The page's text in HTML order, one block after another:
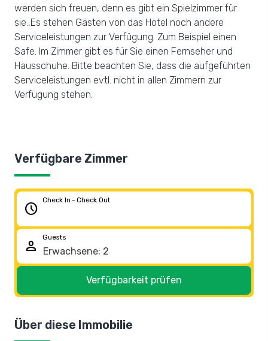
werden sich freuen, denn es gibt ein Spielzimmer für
sie.,Es stehen Gästen von das Hotel noch andere
Serviceleistungen zur Verfügung. Zum Beispiel einen
Safe. Im Zimmer gibt es für Sie einen Fernseher und
Hausschuhe. Bitte beachten Sie, dass die aufgeführten
Serviceleistungen evtl. nicht in allen Zimmern zur
Verfügung stehen.
Verfügbare Zimmer
schedule
Check In - Check Out
person
Guests
Verfügbarkeit prüfen
Über diese Immobilie